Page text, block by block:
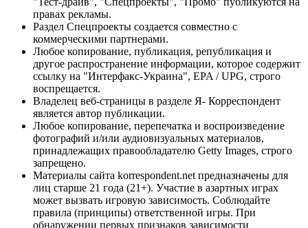
правах рекламы.
Раздел Спецпроекты создается совместно с
коммерческими партнерами.
Любое копирование, публикация, републикация и
другое распространение информации, которое содержит
ссылку на "Интерфакс-Украина", EPA / UPG, строго
воспрещается.
Владелец веб-страницы в разделе Я- Корреспондент
является автор публикации.
Любое копирование, перепечатка и воспроизведение
фотографий и/или аудиовизуальных материалов,
принадлежащих правообладателю Getty Images, строго
запрещено.
Материалы сайта korrespondent.net предназначены для
лиц старше 21 года (21+). Участие в азартных играх
может вызвать игровую зависимость. Соблюдайте
правила (принципы) ответственной игры. При
обнаружении первых признаков зависимости